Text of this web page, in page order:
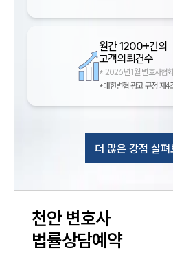
월간1200+건의
고객의뢰건수
* 2026년 1월 변호사협
*대한변협 광고 규정 제4
더 많은 강점 살펴
천안변호사
법률상담예약